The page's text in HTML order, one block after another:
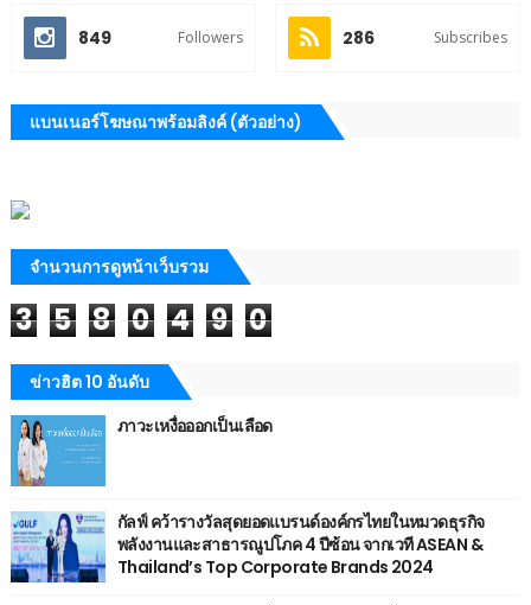
849 Followers 286 Subscribes
แบนเนอร์โฆษณาพร้อมลิงค์ (ตัวอย่าง)
จำนวนการดูหน้าเว็บรวม
3 5 8 0 4 9 0
ข่าวฮิต 10 อันดับ
ภาวะเหงื่อออกเป็นเลือด
กัลฟ์ คว้ารางวัลสุดยอดแบรนด์องค์กรไทยในหมวดธุรกิจ
พลังงานและสาธารณูปโภค 4 ปีซ้อน จากเวที ASEAN &
Thailand’s Top Corporate Brands 2024